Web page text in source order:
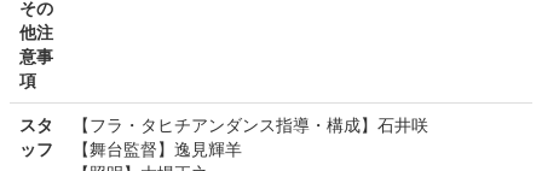
その
他注
意事
項
スタ
ッフ
【フラ・タヒチアンダンス指導・構成】石井咲
【舞台監督】逸見輝羊